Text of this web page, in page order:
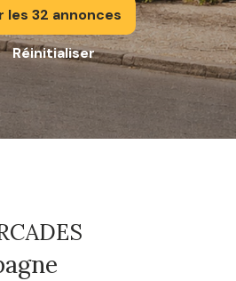
les 32 annonces
Réinitialiser